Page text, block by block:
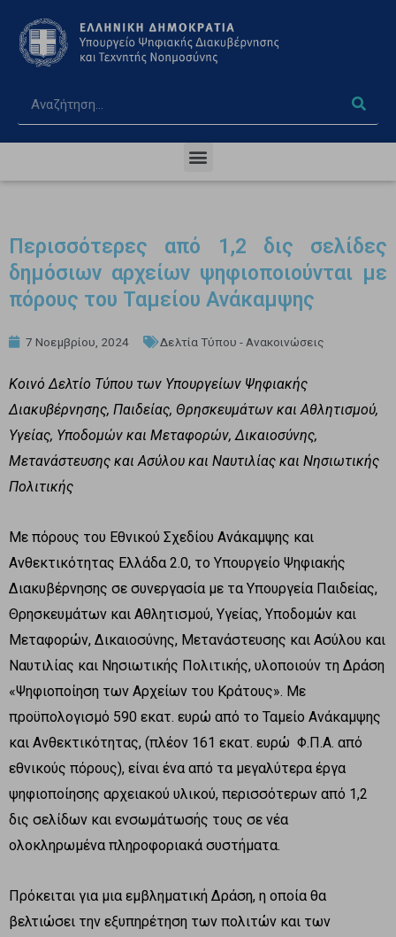
Περισσότερες από 1,2 δις σελίδες
δημόσιων αρχείων ψηφιοποιούνται με
πόρους του Ταμείου Ανάκαμψης
7 Νοεμβρίου, 2024 Δελτία Τύπου - Ανακοινώσεις
Κοινό Δελτίο Τύπου των Υπουργείων Ψηφιακής
Διακυβέρνησης, Παιδείας, Θρησκευμάτων και Αθλητισμού,
Υγείας, Υποδομών και Μεταφορών, Δικαιοσύνης,
Μετανάστευσης και Ασύλου και Ναυτιλίας και Νησιωτικής
Πολιτικής
Με πόρους του Εθνικού Σχεδίου Ανάκαμψης και
Ανθεκτικότητας Ελλάδα 2.0, το Υπουργείο Ψηφιακής
Διακυβέρνησης σε συνεργασία με τα Υπουργεία Παιδείας,
Θρησκευμάτων και Αθλητισμού, Υγείας, Υποδομών και
Μεταφορών, Δικαιοσύνης, Μετανάστευσης και Ασύλου και
Ναυτιλίας και Νησιωτικής Πολιτικής, υλοποιούν τη Δράση
«Ψηφιοποίηση των Αρχείων του Κράτους». Με
προϋπολογισμό 590 εκατ. ευρώ από το Ταμείο Ανάκαμψης
και Ανθεκτικότητας, (πλέον 161 εκατ. ευρώ Φ.Π.Α. από
εθνικούς πόρους), είναι ένα από τα μεγαλύτερα έργα
ψηφιοποίησης αρχειακού υλικού, περισσότερων από 1,2
δις σελίδων και ενσωμάτωσής τους σε νέα
ολοκληρωμένα πληροφοριακά συστήματα.
Πρόκειται για μια εμβληματική Δράση, η οποία θα
βελτιώσει την εξυπηρέτηση των πολιτών και των